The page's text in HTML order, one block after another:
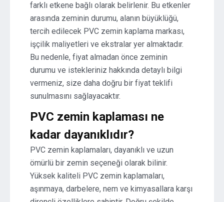
farklı etkene bağlı olarak belirlenir. Bu etkenler
arasında zeminin durumu, alanın büyüklüğü,
tercih edilecek PVC zemin kaplama markası,
işçilik maliyetleri ve ekstralar yer almaktadır.
Bu nedenle, fiyat almadan önce zeminin
durumu ve istekleriniz hakkında detaylı bilgi
vermeniz, size daha doğru bir fiyat teklifi
sunulmasını sağlayacaktır.
PVC zemin kaplaması ne
kadar dayanıklıdır?
PVC zemin kaplamaları, dayanıklı ve uzun
ömürlü bir zemin seçeneği olarak bilinir.
Yüksek kaliteli PVC zemin kaplamaları,
aşınmaya, darbelere, nem ve kimyasallara karşı